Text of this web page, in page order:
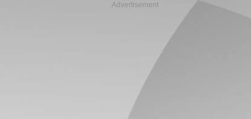
Advertisement